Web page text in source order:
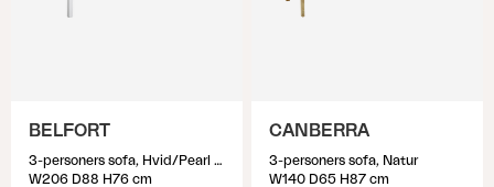
BELFORT
3-personers sofa, Hvid/Pearl grey
W206 D88 H76 cm
CANBERRA
3-personers sofa, Natur
W140 D65 H87 cm